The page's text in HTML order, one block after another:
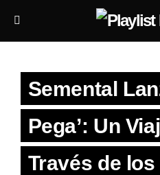
Semental
Pega’: Un
Través de los